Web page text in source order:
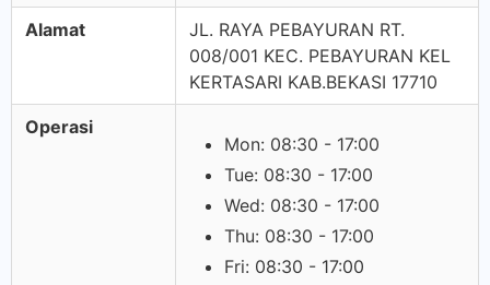
Alamat
JL. RAYA PEBAYURAN RT.
008/001 KEC. PEBAYURAN KEL
KERTASARI KAB.BEKASI 17710
Operasi
Mon: 08:30 - 17:00
Tue: 08:30 - 17:00
Wed: 08:30 - 17:00
Thu: 08:30 - 17:00
Fri: 08:30 - 17:00